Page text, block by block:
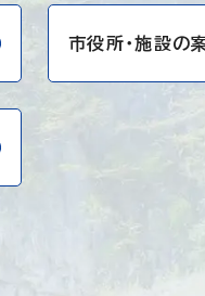
市役所・施設の